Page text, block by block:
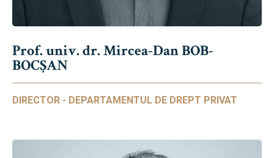
Prof. univ. dr. Mircea-Dan BOB-
BOCȘAN
DIRECTOR - DEPARTAMENTUL DE DREPT PRIVAT